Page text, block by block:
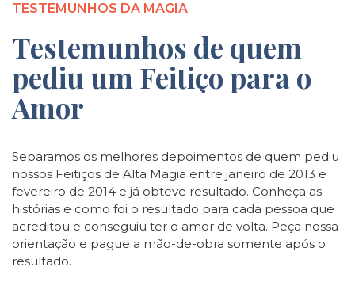
TESTEMUNHOS DA MAGIA
Testemunhos de quem
pediu um Feitiço para o
Amor
Separamos os melhores depoimentos de quem pediu
nossos Feitiços de Alta Magia entre janeiro de 2013 e
fevereiro de 2014 e já obteve resultado. Conheça as
histórias e como foi o resultado para cada pessoa que
acreditou e conseguiu ter o amor de volta. Peça nossa
orientação e pague a mão-de-obra somente após o
resultado.